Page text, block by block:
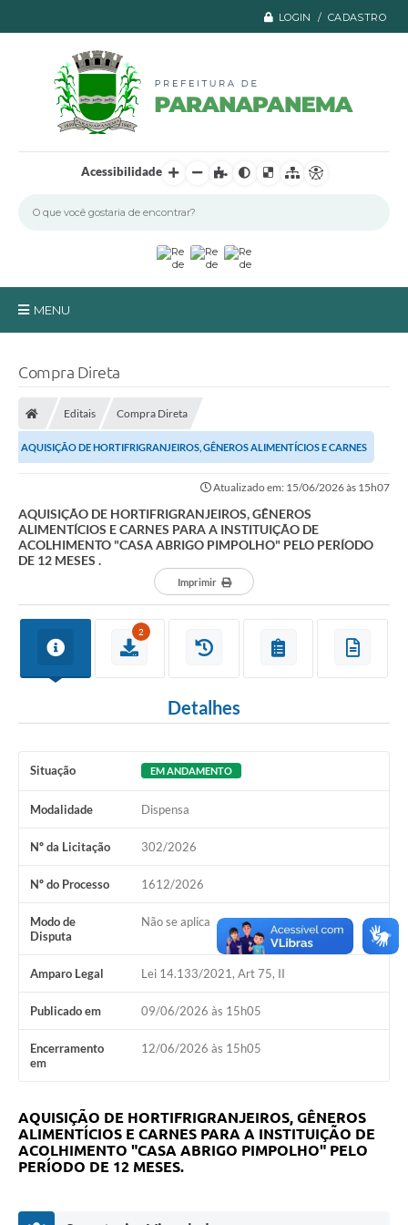
LOGIN / CADASTRO
Acessibilidade
MENU
Transparência
Fale Conosco
Legislação
Carta de Serviços
Serviços Online
Transparência
Diário Oficial
Editais
Secretarias
A Nossa Cidade
Compra Direta
Editais Compra Direta
AQUISIÇÃO DE HORTIFRIGRANJEIROS, GÊNEROS ALIMENTÍCIOS E CARNES
PARA A INSTITUIÇÃO DE ACOLHIMENTO "CASA ABRIGO...
Atualizado em: 15/06/2026 às 15h07
AQUISIÇÃO DE HORTIFRIGRANJEIROS, GÊNEROS
ALIMENTÍCIOS E CARNES PARA A INSTITUIÇÃO DE
ACOLHIMENTO "CASA ABRIGO PIMPOLHO" PELO PERÍODO
DE 12 MESES .
Imprimir
2
Detalhes
Situação EM ANDAMENTO
Modalidade Dispensa
Nº da Licitação 302/2026
Nº do Processo 1612/2026
Modo de
Disputa
Não se aplica
Amparo Legal Lei 14.133/2021, Art 75, II
Publicado em 09/06/2026 às 15h05
Encerramento
em
12/06/2026 às 15h05
AQUISIÇÃO DE HORTIFRIGRANJEIROS, GÊNEROS
ALIMENTÍCIOS E CARNES PARA A INSTITUIÇÃO DE
ACOLHIMENTO "CASA ABRIGO PIMPOLHO" PELO
PERÍODO DE 12 MESES.